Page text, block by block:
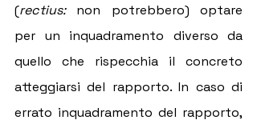
(rectius: non potrebbero) optare
per un inquadramento diverso da
quello che rispecchia il concreto
atteggiarsi del rapporto. In caso di
errato inquadramento del rapporto,